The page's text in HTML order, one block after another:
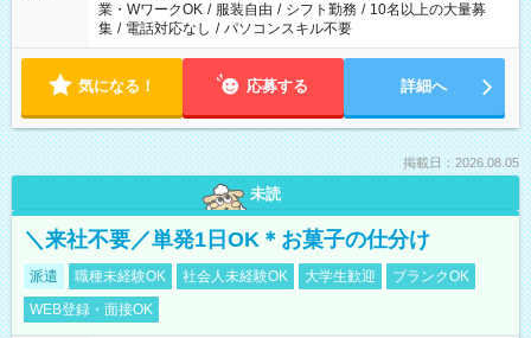
業・WワークOK / 服装自由 / シフト勤務 / 10名以上の大量募
集 / 電話対応なし / パソコンスキル不要
気になる！ 応募する 詳細へ
掲載日：2026.08.05
未読
＼来社不要／単発1日OK＊お菓子の仕分け
派遣 職種未経験OK 社会人未経験OK 大学生歓迎
ブランクOK
WEB登録・面接OK